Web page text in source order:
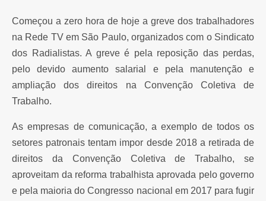
Começou a zero hora de hoje a greve dos trabalhadores
na Rede TV em São Paulo, organizados com o Sindicato
dos Radialistas. A greve é pela reposição das perdas,
pelo devido aumento salarial e pela manutenção e
ampliação dos direitos na Convenção Coletiva de
Trabalho.
As empresas de comunicação, a exemplo de todos os
setores patronais tentam impor desde 2018 a retirada de
direitos da Convenção Coletiva de Trabalho, se
aproveitam da reforma trabalhista aprovada pelo governo
e pela maioria do Congresso nacional em 2017 para fugir